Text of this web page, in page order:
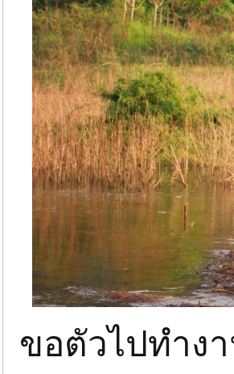
ขอตัวไปทำง